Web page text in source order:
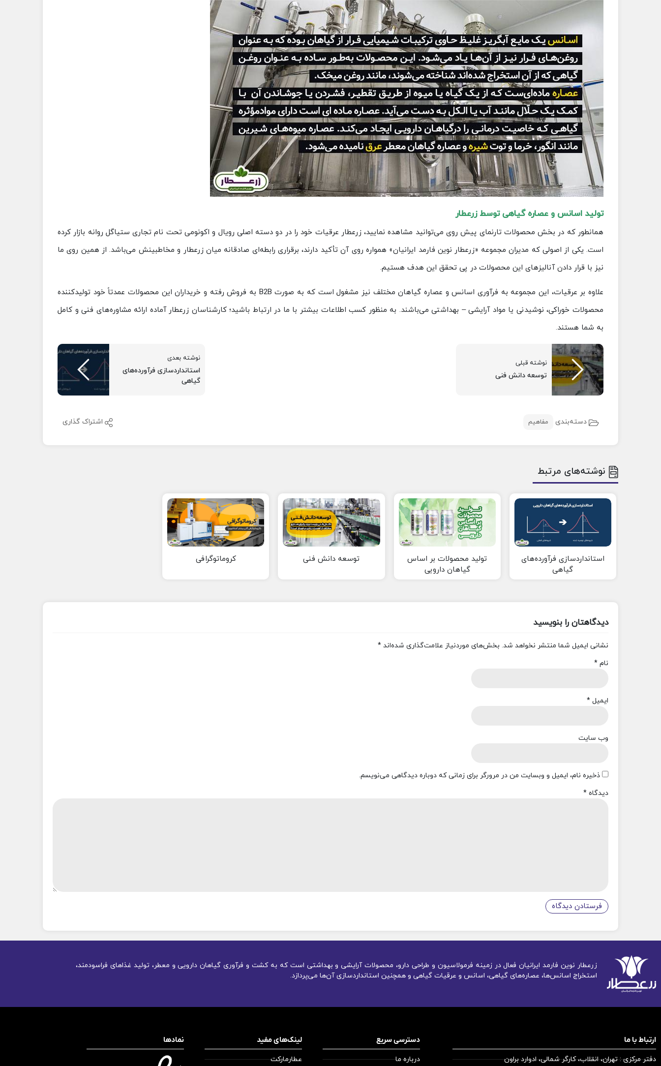
تولید اسانس و عصاره گیاهی توسط زرعطار
همانطور که در بخش محصولات تارنمای پیش روی می‌توانید مشاهده نمایید، زرعطار عرقیات خود را در دو دسته اصلی رویال و اکونومی تحت نام تجاری ستیاگل روانه بازار کرده
است. یکی از اصولی که مدیران مجموعه «زرعطار نوین فارمد ایرانیان» همواره روی آن تأکید دارند، برقراری رابطه‌ای صادقانه میان زرعطار و مخاطبینش می‌باشد. از همین روی ما
نیز با قرار دادن آنالیزهای این محصولات در پی تحقق این هدف هستیم.
علاوه بر عرقیات، این مجموعه به فرآوری اسانس و عصاره گیاهان مختلف نیز مشغول است که به صورت B2B به فروش رفته و خریداران این محصولات عمدتاً خود تولیدکننده
محصولات خوراکی، نوشیدنی یا مواد آرایشی – بهداشتی می‌باشند. به منظور کسب اطلاعات بیشتر با ما در ارتباط باشید؛ کارشناسان زرعطار آماده ارائه مشاوره‌های فنی و کامل
به شما هستند.
نوشته قبلی
توسعه دانش فنی
نوشته بعدی
استانداردسازی فرآورده‌های
گیاهی
دسته‌بندی مفاهیم اشتراک گذاری
نوشته‌های مرتبط
استانداردسازی فرآورده‌های
گیاهی
تولید محصولات بر اساس
گیاهان دارویی
توسعه دانش فنی کروماتوگرافی
دیدگاهتان را بنویسید
نشانی ایمیل شما منتشر نخواهد شد. بخش‌های موردنیاز علامت‌گذاری شده‌اند *
نام *
ایمیل *
وب‌ سایت
ذخیره نام، ایمیل و وبسایت من در مرورگر برای زمانی که دوباره دیدگاهی می‌نویسم.
دیدگاه *
زرعطار نوین فارمد ایرانیان فعال در زمینه فرمولاسیون و طراحی دارو، محصولات آرایشی و بهداشتی است که به کشت و فرآوری گیاهان دارویی و معطر، تولید غذاهای فراسودمند،
استخراج اسانس‌ها، عصاره‌های گیاهی، اسانس و عرقیات گیاهی و همچنین استانداردسازی آن‌ها می‌پردازد.
ارتباط با ما
دفتر مرکزی : تهران، انقلاب، کارگر شمالی، ادوارد براون
دسترسی سریع
درباره ما
لینک‌های مفید
عطارمارکت
نمادها